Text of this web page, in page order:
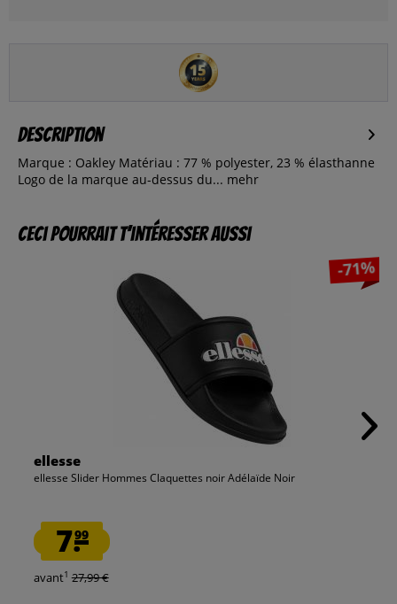
Description
Marque : Oakley Matériau : 77 % polyester, 23 % élasthanne
Logo de la marque au-dessus du... mehr
Ceci pourrait t’intéresser aussi
-71%
ellesse
ellesse Slider Hommes Claquettes noir Adélaïde Noir
7.99
avant1 27,99 €